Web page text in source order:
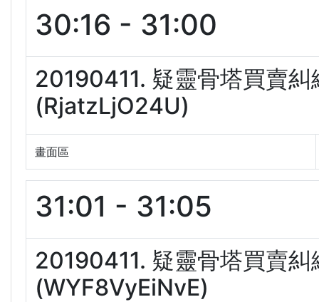
30:16 - 31:00
20190411. 疑靈骨塔買賣
(RjatzLjO24U)
畫面區
31:01 - 31:05
20190411. 疑靈骨塔買賣
(WYF8VyEiNvE)